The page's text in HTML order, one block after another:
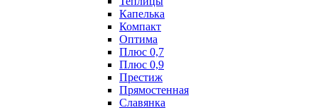
Капелька
Компакт
Оптима
Плюс 0,7
Плюс 0,9
Престиж
Прямостенная
Славянка